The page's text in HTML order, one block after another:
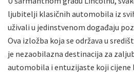
ljubitelji klasičnih automobila iz
uživali u jedinstvenom događaju
Ova izložba koja se održava u
je nezaobilazna destinacija za
automobila i entuzijaste koji